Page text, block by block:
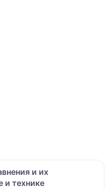
и их
и технике